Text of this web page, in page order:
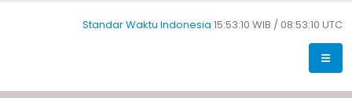
Standar Waktu Indonesia15:53:11 WIB /08:53:11 UTC